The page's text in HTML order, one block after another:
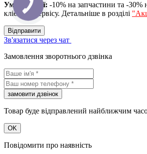
Умова акції: -10% на запчастини та -30%
клієнтам сервісу. Детальніше в розділі
Вiдправити
Зв'язатися через чат
Замовлення зворотнього дзвінка
замовити дзвiнок
Товар буде відправлений найближчим
OK
Повідомити про наявність